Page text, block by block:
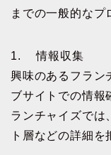
までの一般的なプ
1. 情報収集
興味のあるフラン
ブサイトでの情報
ランチャイズでは
ト層などの詳細を